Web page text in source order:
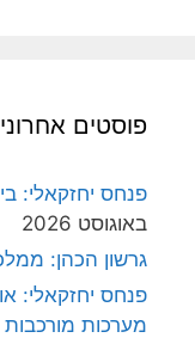
פוסטים
פנחס יחזקאלי:
באוגוסט 2026
גרשון הכהן:
פנחס יחזקאלי:
מערכות מורכבות